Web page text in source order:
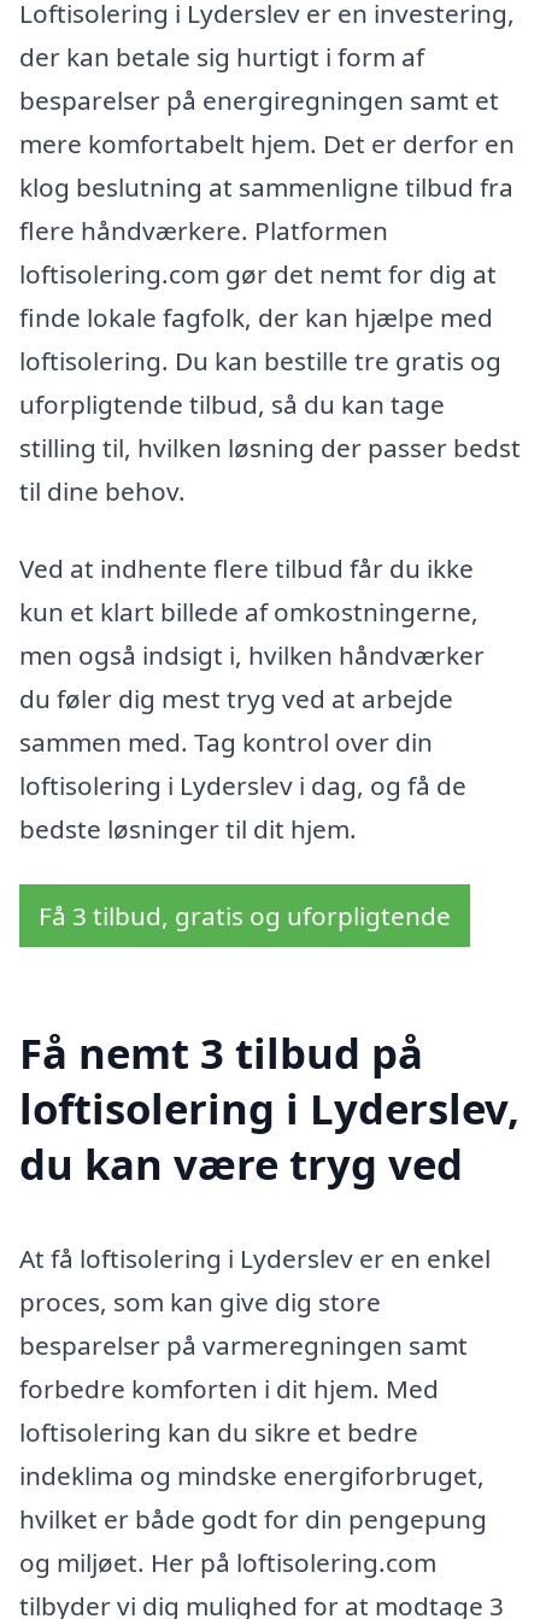
Loftisolering i Lyderslev er en investering,
der kan betale sig hurtigt i form af
besparelser på energiregningen samt et
mere komfortabelt hjem. Det er derfor en
klog beslutning at sammenligne tilbud fra
flere håndværkere. Platformen
loftisolering.com gør det nemt for dig at
finde lokale fagfolk, der kan hjælpe med
loftisolering. Du kan bestille tre gratis og
uforpligtende tilbud, så du kan tage
stilling til, hvilken løsning der passer bedst
til dine behov.
Ved at indhente flere tilbud får du ikke
kun et klart billede af omkostningerne,
men også indsigt i, hvilken håndværker
du føler dig mest tryg ved at arbejde
sammen med. Tag kontrol over din
loftisolering i Lyderslev i dag, og få de
bedste løsninger til dit hjem.
Få 3 tilbud, gratis og uforpligtende
Få nemt 3 tilbud på
loftisolering i Lyderslev,
du kan være tryg ved
At få loftisolering i Lyderslev er en enkel
proces, som kan give dig store
besparelser på varmeregningen samt
forbedre komforten i dit hjem. Med
loftisolering kan du sikre et bedre
indeklima og mindske energiforbruget,
hvilket er både godt for din pengepung
og miljøet. Her på loftisolering.com
tilbyder vi dig mulighed for at modtage 3